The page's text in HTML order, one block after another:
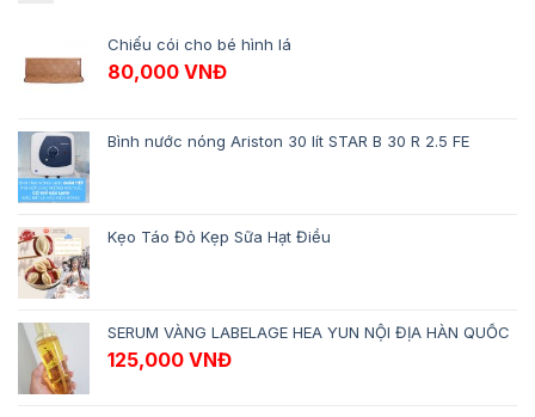
Chiếu cói cho bé hình lá
80,000 VNĐ
Bình nước nóng Ariston 30 lít STAR B 30 R 2.5 FE
Kẹo Táo Đỏ Kẹp Sữa Hạt Điều
SERUM VÀNG LABELAGE HEA YUN NỘI ĐỊA HÀN QUỐC
125,000 VNĐ